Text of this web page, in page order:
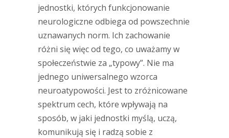
jednostki, których funkcjonowanie
neurologiczne odbiega od powszechnie
uznawanych norm. Ich zachowanie
różni się więc od tego, co uważamy w
społeczeństwie za „typowy”. Nie ma
jednego uniwersalnego wzorca
neuroatypowości. Jest to zróżnicowane
spektrum cech, które wpływają na
sposób, w jaki jednostki myślą, uczą,
komunikują się i radzą sobie z